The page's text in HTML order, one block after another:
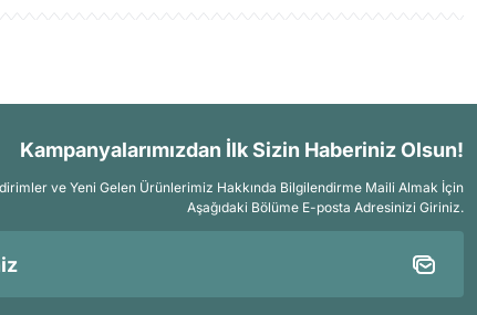
Kampanyalarımızdan İlk Sizin Haberiniz Olsun!
ve Yeni Gelen Ürünlerimiz Hakkında Bilgilendirme Maili Almak İçin
Aşağıdaki Bölüme E-posta Adresinizi Giriniz.